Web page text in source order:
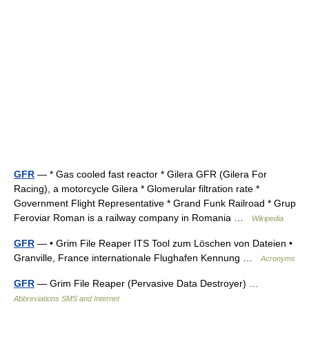
GFR — * Gas cooled fast reactor * Gilera GFR (Gilera For
Racing), a motorcycle Gilera * Glomerular filtration rate *
Government Flight Representative * Grand Funk Railroad * Grup
Feroviar Roman is a railway company in Romania …
Wikipedia
GFR — • Grim File Reaper ITS Tool zum Löschen von Dateien •
Granville, France internationale Flughafen Kennung …
Acronyms
GFR — Grim File Reaper (Pervasive Data Destroyer) …
Abbreviations SMS and Internet